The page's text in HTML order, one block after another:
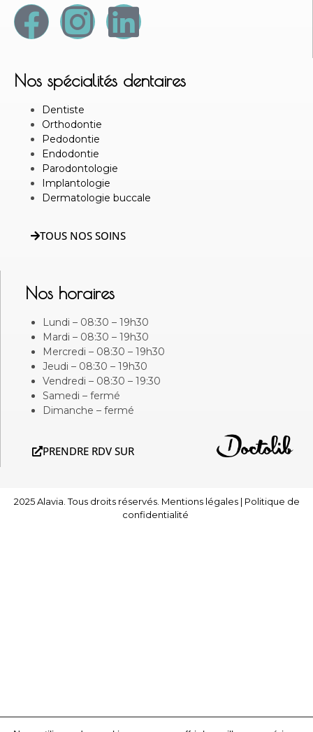
Nos spécialités dentaires
Dentiste
Orthodontie
Pedodontie
Endodontie
Parodontologie
Implantologie
Dermatologie buccale
TOUS NOS SOINS
Nos horaires
Lundi – 08:30 – 19h30
Mardi – 08:30 – 19h30
Mercredi – 08:30 – 19h30
Jeudi – 08:30 – 19h30
Vendredi – 08:30 – 19:30
Samedi – fermé
Dimanche – fermé
PRENDRE RDV SUR
2025 Alavia. Tous droits réservés. Mentions légales| Politique de
confidentialité